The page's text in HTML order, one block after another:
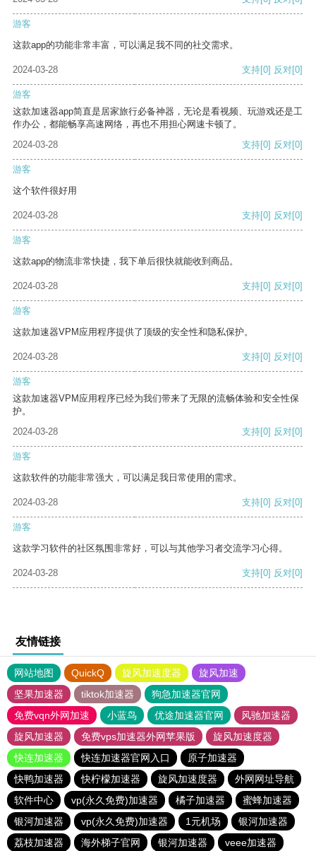
游客
这款app的功能非常丰富，可以满足我不同的社交需求。
2024-03-28 支持[0] 反对[0]
游客
这款加速器app简直是居家旅行必备神器，无论是看视频、玩游戏还是工
作办公，都能畅享高速网络，再也不用担心网速卡顿了。
2024-03-28
支持[0] 反对[0]
游客
这个软件很好用
2024-03-28 支持[0] 反对[0]
游客
这款app的物流非常快捷，我下单后很快就能收到商品。
2024-03-28 支持[0] 反对[0]
游客
这款加速器VPM应用程序提供了顶级的安全性和隐私保护。
2024-03-28 支持[0] 反对[0]
游客
这款加速器VPM应用程序已经为我们带来了无限的流畅体验和安全性保
护。
2024-03-28
支持[0] 反对[0]
游客
这款软件的功能非常强大，可以满足我日常使用的需求。
2024-03-28 支持[0] 反对[0]
游客
这款学习软件的社区氛围非常好，可以与其他学习者交流学习心得。
2024-03-28 支持[0] 反对[0]
友情链接
网站地图 QuickQ 旋风加速度器
旋风加速
坚果加速器
tiktok加速器
狗急加速器官网
免费vqn外网加速
小蓝鸟 优途加速器官网
风驰加速器
旋风加速器
免费vps加速器外网苹果版
旋风加速度器
快连加速器
快连加速器官网入口
原子加速器
快鸭加速器
快柠檬加速器 旋风加速度器
外网网址导航
软件中心
vp(永久免费)加速器 橘子加速器
蜜蜂加速器
银河加速器
vp(永久免费)加速器 1元机场
银河加速器
荔枝加速器
海外梯子官网 银河加速器 veee加速器